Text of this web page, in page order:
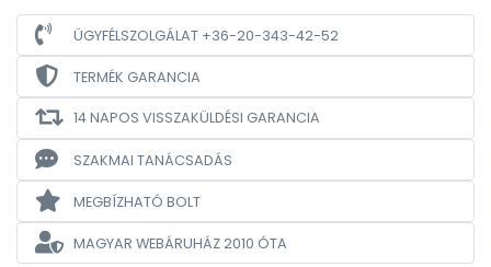
ÜGYFÉLSZOLGÁLAT +36-20-343-42-52
TERMÉK GARANCIA
14 NAPOS VISSZAKÜLDÉSI GARANCIA
SZAKMAI TANÁCSADÁS
MEGBÍZHATÓ BOLT
MAGYAR WEBÁRUHÁZ2010 ÓTA